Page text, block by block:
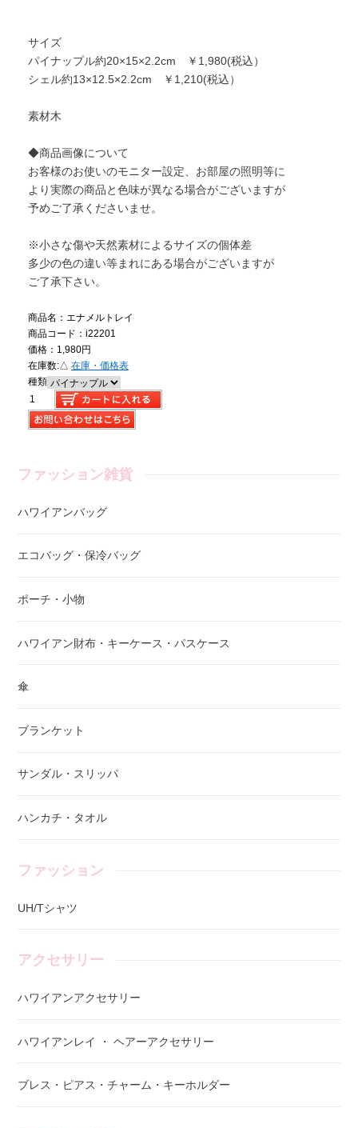
サイズ
パイナップル約20×15×2.2cm ￥1,980(税込）
シェル約13×12.5×2.2cm ￥1,210(税込）
素材木
◆商品画像について
お客様のお使いのモニター設定、お部屋の照明等に
より実際の商品と色味が異なる場合がございますが
予めご了承くださいませ。
※小さな傷や天然素材によるサイズの個体差
多少の色の違い等まれにある場合がございますが
ご了承下さい。
商品名：エナメルトレイ
商品コード：i22201
価格：1,980円
在庫数:△ 在庫・価格表
種類
ファッション雑貨
ハワイアンバッグ
エコバッグ・保冷バッグ
ポーチ・小物
ハワイアン財布・キーケース・パスケース
傘
ブランケット
サンダル・スリッパ
ハンカチ・タオル
ファッション
UH/Tシャツ
アクセサリー
ハワイアンアクセサリー
ハワイアンレイ ・ ヘアーアクセサリー
ブレス・ピアス・チャーム・キーホルダー